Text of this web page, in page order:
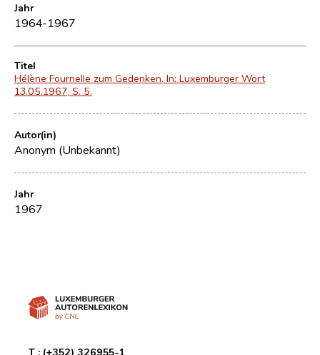
Jahr
1964-1967
Titel
Hélène Fournelle zum Gedenken. In: Luxemburger Wort
13.05.1967, S. 5.
Autor(in)
Anonym (Unbekannt)
Jahr
1967
T : (+352) 326955-1